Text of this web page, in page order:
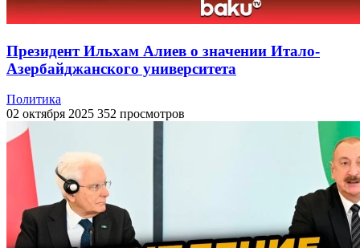
Президент Ильхам Алиев о значении Итало-
Азербайджанского университета
Политика
02 октября 2025 352 просмотров